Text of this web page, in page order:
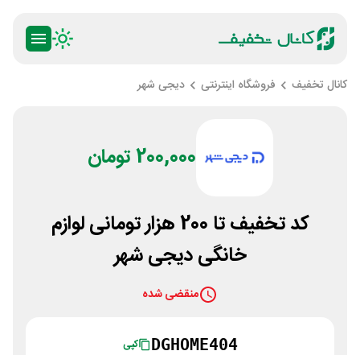
کانال تخفیف فروشگاه اینترنتی دیجی شهر
200,000 تومان
کد تخفیف تا 200 هزار تومانی لوازم
خانگی دیجی شهر
منقضی شده
DGHOME404 کپی